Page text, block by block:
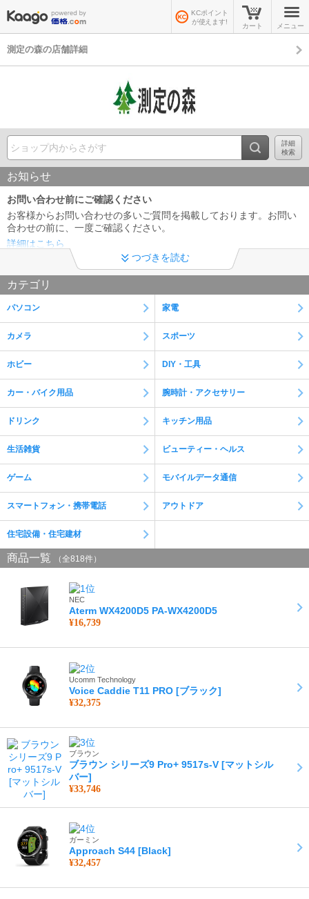
KCポイント
が使えます!
カート メニュー
測定の森の店舗詳細
詳細
検索
お知らせ
お問い合わせ前にご確認ください
お客様からお問い合わせの多いご質問を掲載しております。お問い
合わせの前に、一度ご確認ください。
詳細はこちら
領収書及びインボイス制度への対応について
当店では、適格請求書として領収書、納品書、請求書の発行が可能
を除く https://kaago.com/order/receipt/
電話お問い合わせ窓口休止について
※現在、対応履歴の保存のため、お電話でのお問い合わせの対応が出
来ない状態でございます。 ※恐れ入りますが、お問い合わせにつき
ましては問い合わせフォーマットよりお願いいたします。
つづきを読む
カテゴリ
パソコン 家電
カメラ スポーツ
ホビー DIY・工具
カー・バイク用品 腕時計・アクセサリー
ドリンク キッチン用品
生活雑貨 ビューティー・ヘルス
ゲーム モバイルデータ通信
スマートフォン・携帯電話 アウトドア
住宅設備・住宅建材
商品一覧 （全818件）
NEC
Aterm WX4200D5 PA-WX4200D5
¥16,739
Ucomm Technology
Voice Caddie T11 PRO [ブラック]
¥32,375
ブラウン
ブラウン シリーズ9 Pro+ 9517s-V [マットシル
バー]
¥33,746
ガーミン
Approach S44 [Black]
¥32,457